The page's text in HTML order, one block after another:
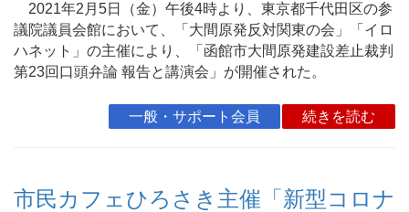
2021年2月5日（金）午後4時より、東京都千代田区の参
議院議員会館において、「大間原発反対関東の会」「イロ
ハネット」の主催により、「函館市大間原発建設差止裁判
第23回口頭弁論 報告と講演会」が開催された。
一般・サポート会員 続きを読む
市民カフェひろさき主催「新型コロナ